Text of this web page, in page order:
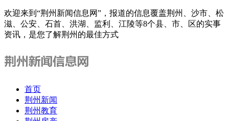
欢迎来到“荆州新闻信息网”，报道的信息覆盖荆州、沙市、松
滋、公安、石首、洪湖、监利、江陵等8个县、市、区的实事
资讯，是您了解荆州的最佳方式
首页
荆州新闻
荆州教育